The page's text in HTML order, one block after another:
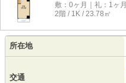
敷：0ヶ月｜礼：1ヶ月
2階 / 1K / 23.78㎡
所在地
交通